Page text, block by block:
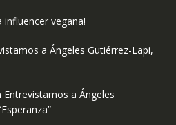
influencer vegana!
a Ángeles Gutiérrez-Lapi,
Entrevistamos a Ángeles